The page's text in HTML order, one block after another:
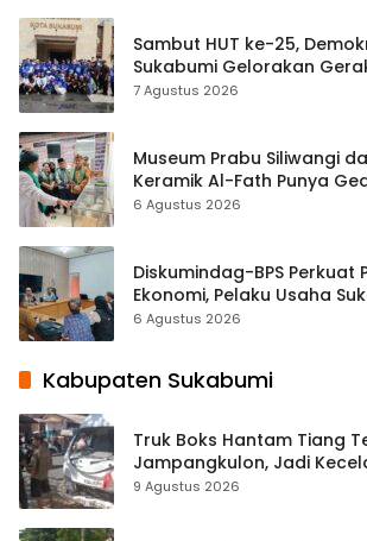
Sambut HUT ke-25,
Sukabumi Gelorakan
ASRI Lewat Aksi Bersih
7 Agustus 2026
Museum Prabu Siliwangi
Keramik Al-Fath Punya
Hampir 500 Koleksi
6 Agustus 2026
Diskumindag-BPS Perkuat
Ekonomi, Pelaku Usaha
Terbuka Beri Data
6 Agustus 2026
Kabupaten Sukabumi
Truk Boks Hantam Tiang
Jampangkulon, Jadi
Titik yang Sama
9 Agustus 2026